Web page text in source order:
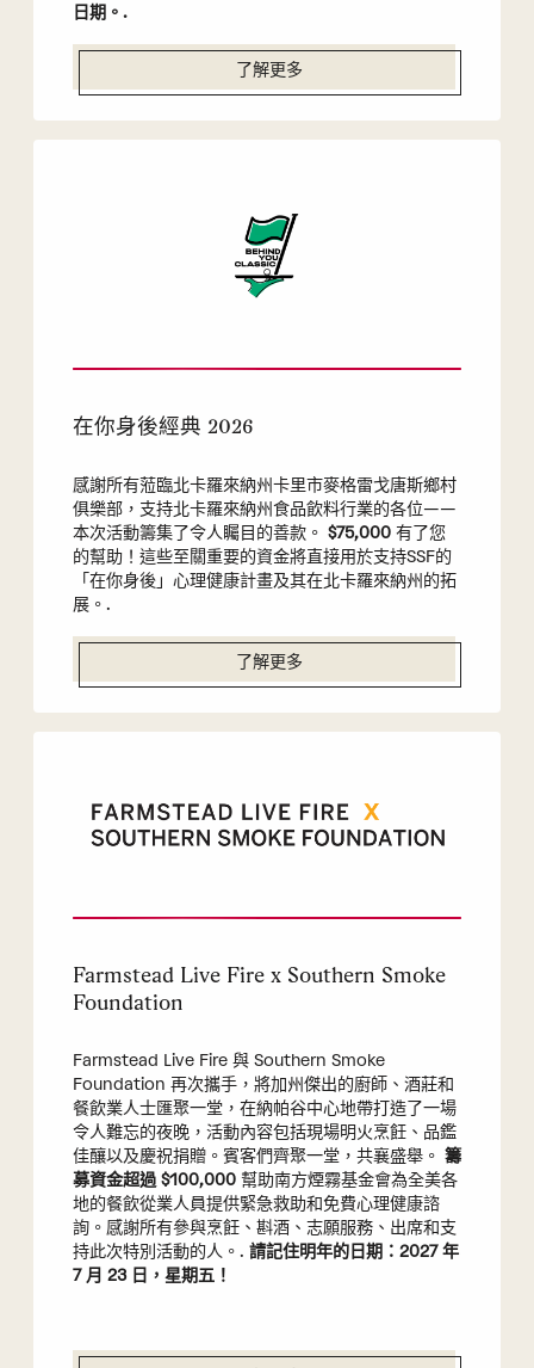
日期。.
了解更多
在你身後經典 2026
感謝所有蒞臨北卡羅來納州卡里市麥格雷戈唐斯鄉村
俱樂部，支持北卡羅來納州食品飲料行業的各位——
本次活動籌集了令人矚目的善款。 $75,000 有了您
的幫助！這些至關重要的資金將直接用於支持SSF的
「在你身後」心理健康計畫及其在北卡羅來納州的拓
展。.
了解更多
Farmstead Live Fire x Southern Smoke
Foundation
Farmstead Live Fire 與 Southern Smoke
Foundation 再次攜手，將加州傑出的廚師、酒莊和
餐飲業人士匯聚一堂，在納帕谷中心地帶打造了一場
令人難忘的夜晚，活動內容包括現場明火烹飪、品鑑
佳釀以及慶祝捐贈。賓客們齊聚一堂，共襄盛舉。 籌
募資金超過 $100,000幫助南方煙霧基金會為全美各
地的餐飲從業人員提供緊急救助和免費心理健康諮
詢。感謝所有參與烹飪、斟酒、志願服務、出席和支
持此次特別活動的人。. 請記住明年的日期：2027 年
7 月 23 日，星期五！